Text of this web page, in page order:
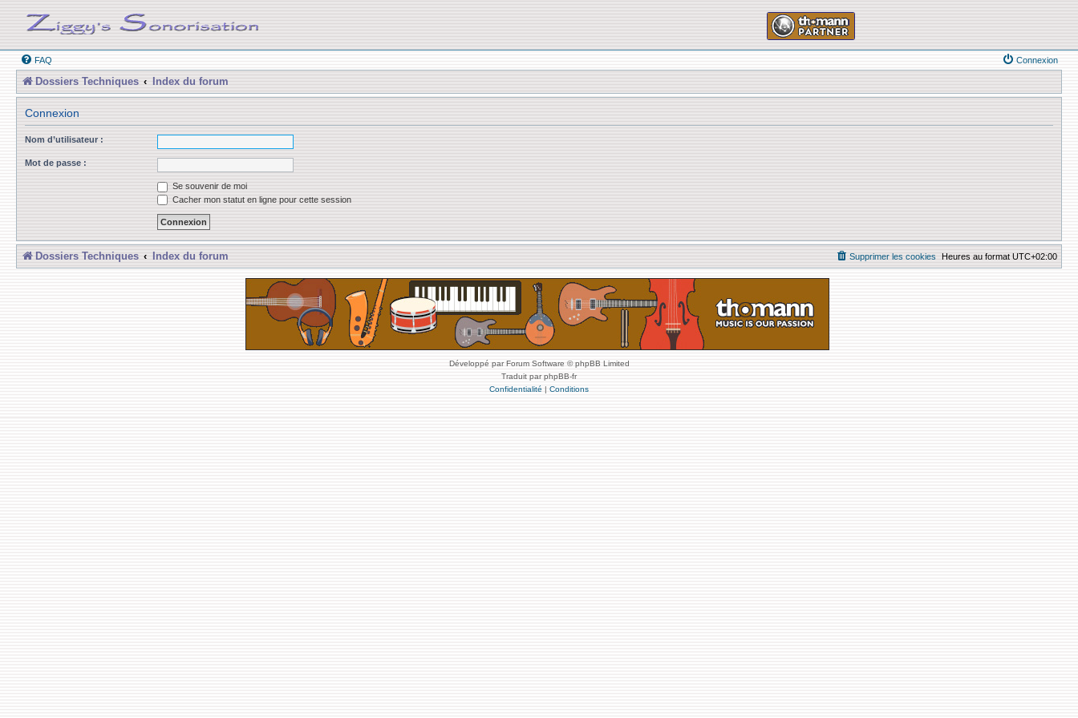
FAQ Connexion
Dossiers Techniques Index du forum
Connexion
Nom d’utilisateur :
Mot de passe :
Se souvenir de moi
Cacher mon statut en ligne pour cette session
Dossiers Techniques Index du forum Heures au format UTC+02:00
Supprimer les cookies
Développé par Forum Software © phpBB Limited
Traduit par phpBB-fr
Confidentialité | Conditions